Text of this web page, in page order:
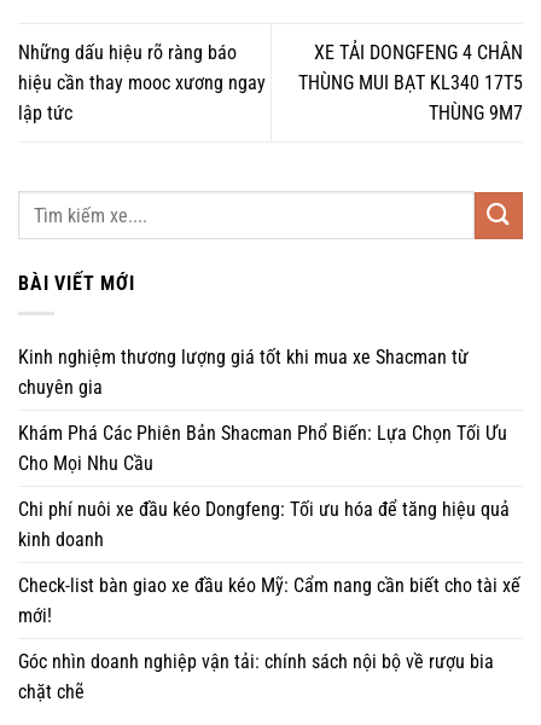
Những dấu hiệu rõ ràng báo
hiệu cần thay mooc xương ngay
lập tức
XE TẢI DONGFENG 4 CHÂN
THÙNG MUI BẠT KL340 17T5
THÙNG 9M7
BÀI VIẾT MỚI
Kinh nghiệm thương lượng giá tốt khi mua xe Shacman từ
chuyên gia
Khám Phá Các Phiên Bản Shacman Phổ Biến: Lựa Chọn Tối Ưu
Cho Mọi Nhu Cầu
Chi phí nuôi xe đầu kéo Dongfeng: Tối ưu hóa để tăng hiệu quả
kinh doanh
Check-list bàn giao xe đầu kéo Mỹ: Cẩm nang cần biết cho tài xế
mới!
Góc nhìn doanh nghiệp vận tải: chính sách nội bộ về rượu bia
chặt chẽ